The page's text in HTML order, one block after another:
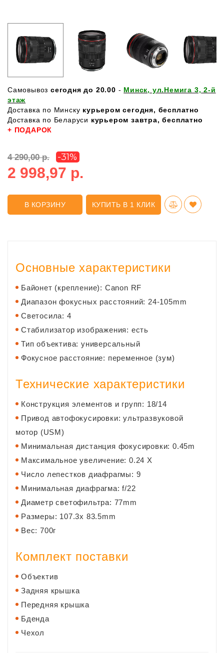
Самовывоз сегодня до 20.00 - Минск, ул.Немига 3, 2-й
этаж
Доставка по Минску курьером сегодня, бесплатно
Доставка по Беларуси курьером завтра, бесплатно
+ ПОДАРОК
4 290,00 р. -31%
2 998,97 р.
В КОРЗИНУ КУПИТЬ В 1 КЛИК
Основные характеристики
Байонет (крепление): Canon RF
Диапазон фокусных расстояний: 24-105mm
Светосила: 4
Стабилизатор изображения: есть
Тип объектива: универсальный
Фокусное расстояние: переменное (зум)
Технические характеристики
Конструкция элементов и групп: 18/14
Привод автофокусировки: ультразвуковой
мотор (USM)
Минимальная дистанция фокусировки: 0.45m
Максимальное увеличение: 0.24 X
Число лепестков диафрагмы: 9
Минимальная диафрагма: f/22
Диаметр светофильтра: 77mm
Размеры: 107.3x 83.5mm
Вес: 700г
Комплект поставки
Объектив
Задняя крышка
Передняя крышка
Бденда
Чехол